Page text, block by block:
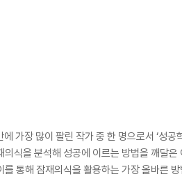
가장 많이 팔린 작가 중 한 명으로서 ‘성공
식을 분석해 성공에 이르는 방법을 깨달은
통해 잠재의식을 활용하는 가장 올바른